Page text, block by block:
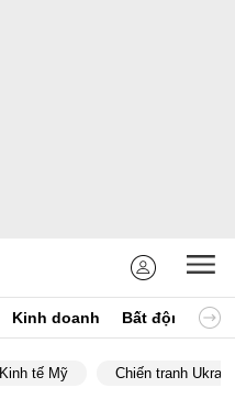
Kinh doanh Bất động sản
Kinh tế Mỹ Chiến tranh